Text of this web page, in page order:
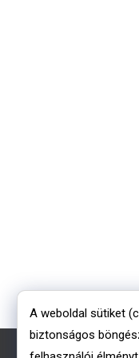
A weboldal sütiket
biztonságos